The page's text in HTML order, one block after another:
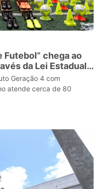
Futebol” chega ao
da Lei Estadual
Geração 4 com
atende cerca de 80